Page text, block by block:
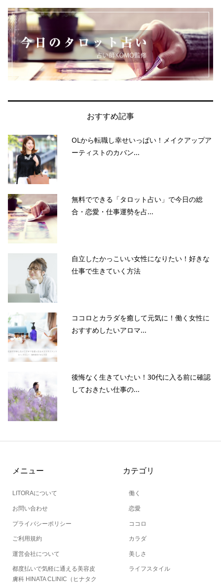
おすすめ記事
OLから転職し幸せいっぱい！メイクアップア
ーティストのカバン...
無料でできる「タロット占い」で今日の総
合・恋愛・仕事運勢を占...
自立したかっこいい女性になりたい！好きな
仕事で生きていく方法
ココロとカラダを癒して元気に！働く女性に
おすすめしたいアロマ...
後悔なく生きていたい！30代に入る前に確認
しておきたい仕事の...
メニュー
LITORAについて
お問い合わせ
プライバシーポリシー
ご利用規約
運営会社について
都度払いで気軽に通える美容皮
膚科 HINATA CLINIC（ヒナタク
カテゴリ
働く
恋愛
ココロ
カラダ
美しさ
ライフスタイル
当サイトとは カテゴリ